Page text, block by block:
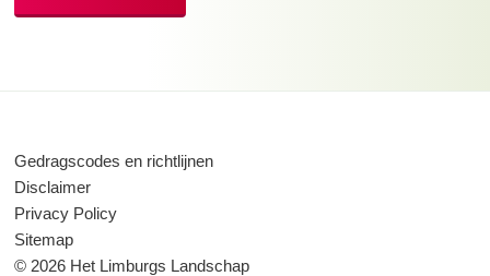
Gedragscodes en richtlijnen
Disclaimer
Privacy Policy
Sitemap
© 2026 Het Limburgs Landschap